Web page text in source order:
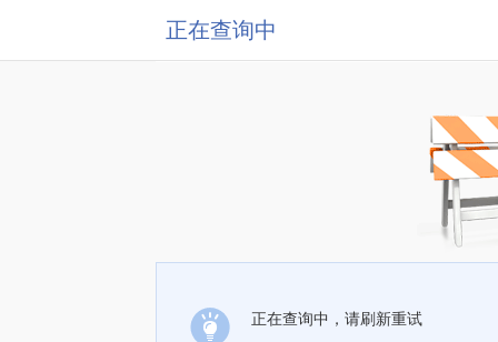
正在查询中
正在查询中，请刷新重试